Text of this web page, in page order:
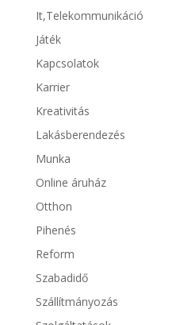
It,Telekommunikáció
Játék
Kapcsolatok
Karrier
Kreativitás
Lakásberendezés
Munka
Online áruház
Otthon
Pihenés
Reform
Szabadidő
Szállítmányozás